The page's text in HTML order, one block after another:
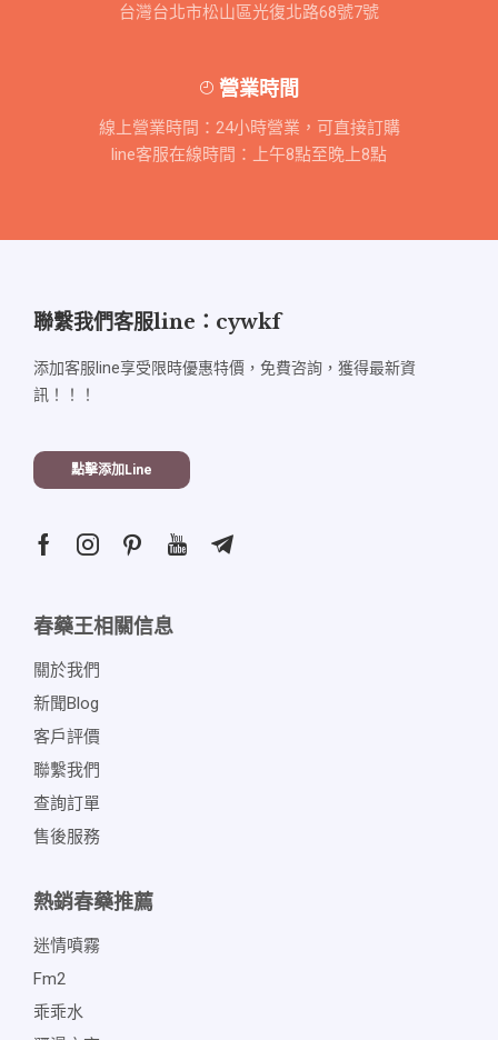
台灣台北市松山區光復北路68號7號
營業時間
線上營業時間：24小時營業，可直接訂購
line客服在線時間：上午8點至晚上8點
聯繫我們客服line：cywkf
添加客服line享受限時優惠特價，免費咨詢，獲得最新資
訊！！！
點擊添加line
春藥王相關信息
關於我們
新聞blog
客戶評價
聯繫我們
查詢訂單
售後服務
熱銷春藥推薦
迷情噴霧
Fm2
乖乖水